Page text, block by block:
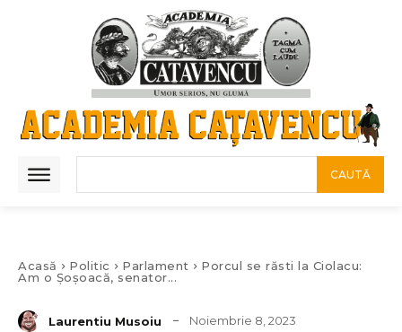
CAUTĂ
Acasă Politic Parlament
Porcul se răsti la Ciolacu:
Am o Șoșoacă, senator...
Laurentiu Musoiu Noiembrie 8, 2023